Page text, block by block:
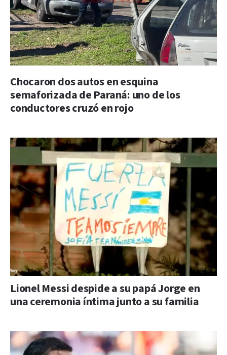
Chocaron dos autos en esquina
semaforizada de Paraná: uno de los
conductores cruzó en rojo
Lionel Messi despide a su papá Jorge en
una ceremonia íntima junto a su familia